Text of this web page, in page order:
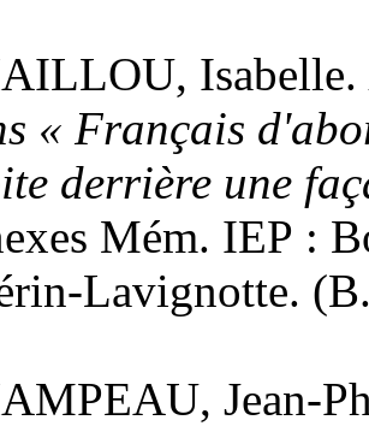
Isabelle.
« Français
derrière une
Mém. IEP :
Lavignotte.
Jean-